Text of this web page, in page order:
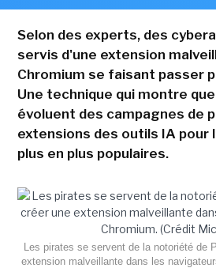
Selon des experts, des
servis d'une extension
Chromium se faisant passer
Une technique qui montre
évoluent des campagnes de
extensions des outils IA pour
plus en plus populaires.
Les pirates se servent de la notoriété de
extension malveillante dans les